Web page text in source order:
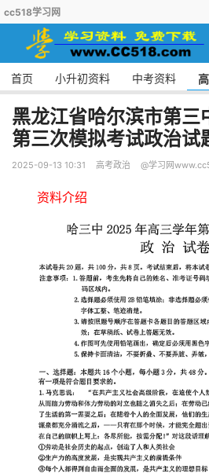
cc518学习网
首页 小升初资料 中考资料
黑龙江省哈尔滨市第三
第三次模拟考试政治试
2025-09-13 10:31 高考政治 @学习网
资料介绍